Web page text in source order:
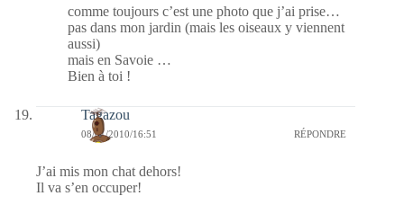
comme toujours c’est une photo que j’ai prise…
pas dans mon jardin (mais les oiseaux y viennent
aussi)
mais en Savoie …
Bien à toi !
Tagazou
08/01/2010/16:51 RÉPONDRE
J’ai mis mon chat dehors!
Il va s’en occuper!